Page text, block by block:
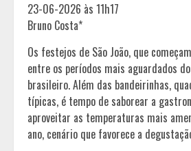
23-06-2026 às 11h17
Bruno Costa*
Os festejos de São João, que
entre os períodos mais aguardados
brasileiro. Além das bandeirinhas,
típicas, é tempo de saborear a
aproveitar as temperaturas mais
ano, cenário que favorece a